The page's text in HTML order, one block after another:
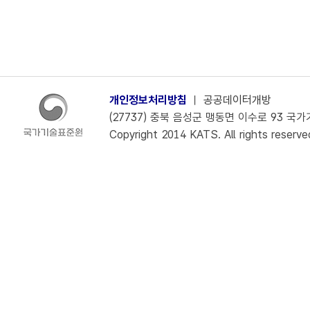
개인정보처리방침 ㅣ 공공데이터개방
(27737) 충북 음성군 맹동면 이수로 93 국
Copyright 2014 KATS. All rights